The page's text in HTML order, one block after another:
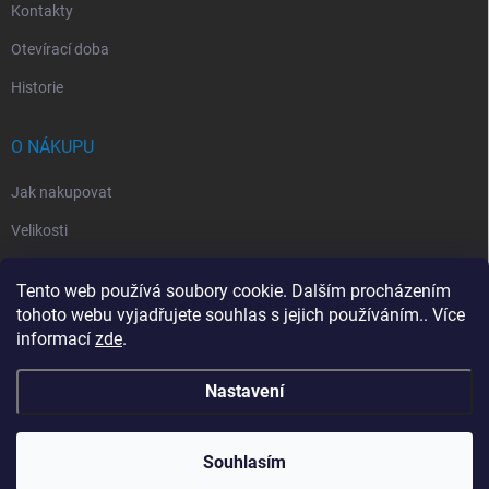
Tento web používá soubory cookie. Dalším procházením
tohoto webu vyjadřujete souhlas s jejich používáním.. Více
informací zde.
Nastavení
Souhlasím
Kontakty
Otevírací doba
Historie
O NÁKUPU
Jak nakupovat
Velikosti
Vrácení, reklamace
Obchodní podmínky
Handballeshop.eu . Všechna práva vyhrazena.